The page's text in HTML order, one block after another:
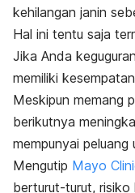
kehilangan janin
Hal ini tentu saja
Jika Anda
memiliki
Meskipun memang
berikutnya
mempunyai peluang
Mengutip Mayo
berturut-turut, risiko